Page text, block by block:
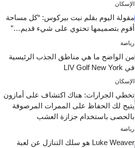
الإسكان
مقولة اليوم بقلم نيت بيركوس: “كل مساحة
أقوم بتصميمها تحتوي على شيء قديم…”
رياضة
من الواضح ما هي مناطق الجذب الرئيسية
في LIV Golf New York
الإسكان
تخطي الجرارات: هناك اكتشاف على أمازون
يتيح لك الحفاظ على الممرات المرصوفة
بالحصى باستخدام جزازة العشب
رياضة
Luke Weaver هو سلك التنازل عن لعبة